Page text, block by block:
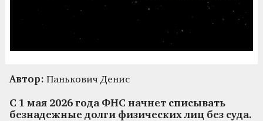
Автор: Панькович Денис
С 1 мая 2026 года ФНС начнет списывать
безнадежные долги физических лиц без суда.